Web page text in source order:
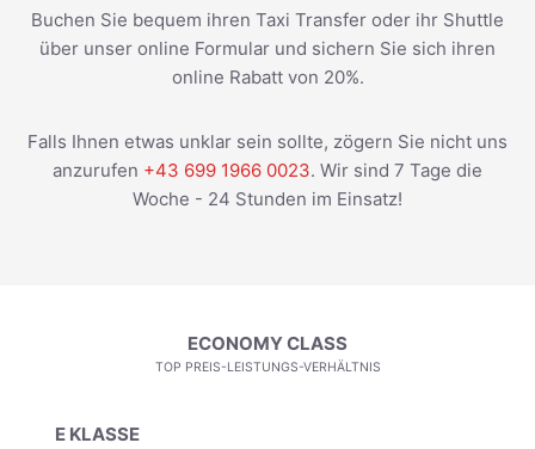
Buchen Sie bequem ihren Taxi Transfer oder ihr Shuttle
über unser online Formular und sichern Sie sich ihren
online Rabatt von 20%.
Falls Ihnen etwas unklar sein sollte, zögern Sie nicht uns
anzurufen +43 699 1966 0023. Wir sind 7 Tage die
Woche - 24 Stunden im Einsatz!
ECONOMY CLASS
TOP PREIS-LEISTUNGS-VERHÄLTNIS
E KLASSE